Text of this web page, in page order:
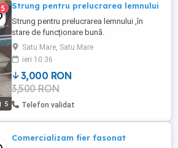
5
5 Strung pentru prelucrarea lemnului
Strung pentru prelucrarea lemnului ,în
stare de funcționare bună.
Satu Mare, Satu Mare
ieri 10:36
3,000 RON
3,500 RON
Telefon validat
Comercializam fier fasonat